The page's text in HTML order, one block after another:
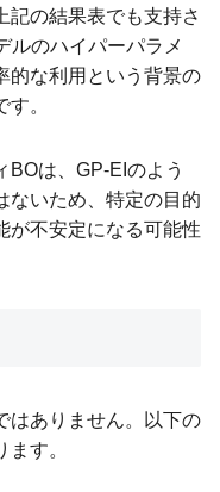
記の結果表でも支持さ
ルのハイパーパラメ
的な利用という背景の
。
BOは、GP-EIのよう
ないため、特定の目的
が不安定になる可能性
はありません。以下の
す。